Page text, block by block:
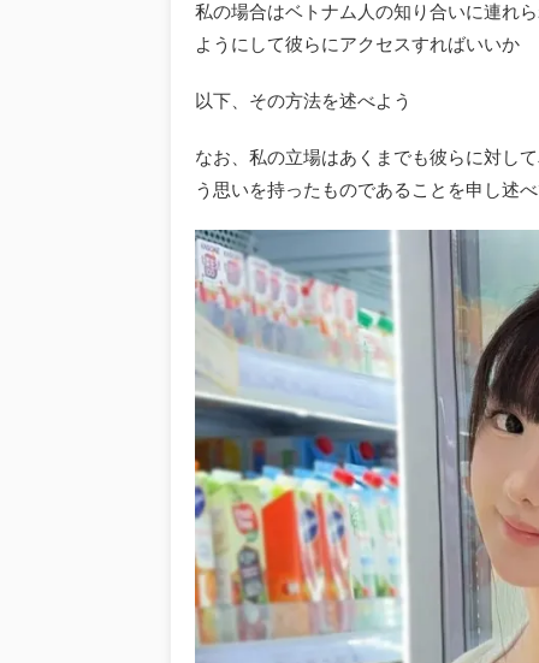
私の場合はベトナム人の知り合いに連れ
ようにして彼らにアクセスすればいいか
以下、その方法を述べよう
なお、私の立場はあくまでも彼らに対し
う思いを持ったものであることを申し述